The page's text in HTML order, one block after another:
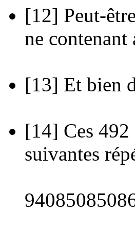
[12] Peut-
ne contenant
[13] Et bien
[14] Ces
suivantes